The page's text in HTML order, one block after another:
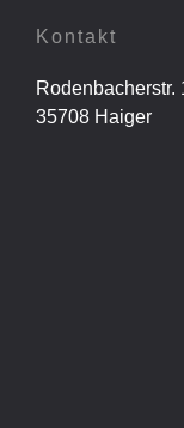
Kontakt
Rodenbacherstr.
35708 Haiger